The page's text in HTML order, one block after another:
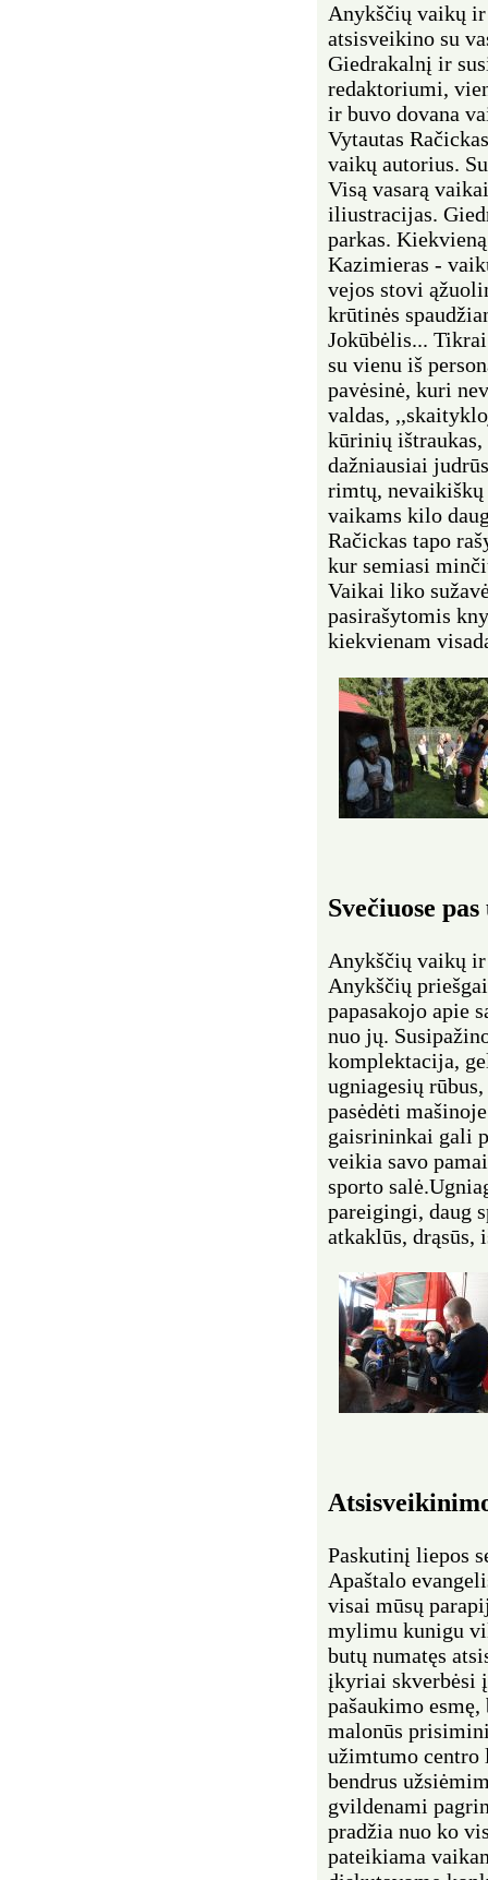
Anykščių vaikų
atsisveikino su
Giedrakalnį ir
redaktoriumi,
ir buvo dovana
Vytautas
vaikų autorius.
Visą vasarą
iliustracijas.
parkas.
Kazimieras -
vejos stovi
krūtinės
Jokūbėlis...
su vienu iš
pavėsinė, kuri
valdas,
kūrinių
dažniausiai
rimtų,
vaikams kilo
Račickas tapo
kur semiasi
Vaikai liko
pasirašytomis
kiekvienam
Svečiuose
Anykščių vaikų
Anykščių
papasakojo apie
nuo jų.
komplektacija,
ugniagesių
pasėdėti
gaisrininkai gali
veikia savo
sporto
pareigingi, daug
atkaklūs, drąsūs,
Paskutinį liepos
Apaštalo
visai mūsų
mylimu kunigu
butų numatęs
įkyriai skverbėsi
pašaukimo
malonūs
užimtumo centro
bendrus
gvildenami
pradžia nuo ko
pateikiama